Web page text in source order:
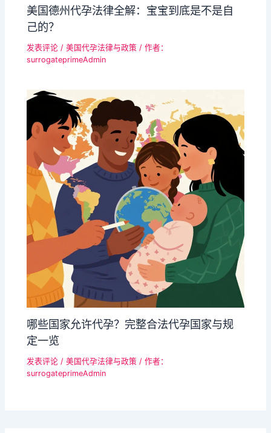
美国德州代孕法律全解：宝宝到底是不是自
己的？
发表评论 /美国代孕法律与政策 / 作者：
surrogateprimeAdmin
哪些国家允许代孕？完整合法代孕国家与规
定一览
发表评论 /美国代孕法律与政策 / 作者：
surrogateprimeAdmin